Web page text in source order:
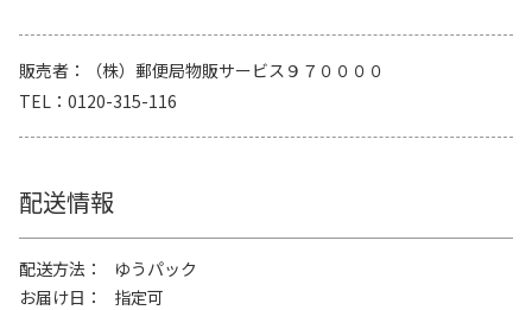
販売者
（株）郵便局物販サービス９７００００
TEL
0120-315-116
配送情報
配送方法
ゆうパック
お届け日
指定可